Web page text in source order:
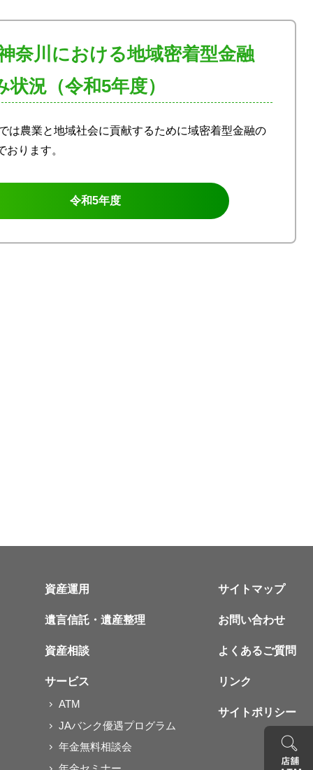
奈川における地域密着型金融
況（令和5年度）
は農業と地域社会に貢献するために域密着型金融の
おります。
令和5年度
資産運用
遺言信託・遺産整理
資産相談
サービス
ATM
JAバンク優遇プログラム
年金無料相談会
サイトマップ
お問い合わせ
よくあるご質問
リンク
サイトポリシー